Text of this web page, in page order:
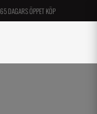
DAGARS ÖPPET KÖP